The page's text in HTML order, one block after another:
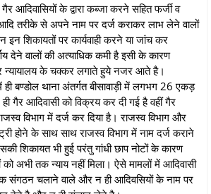
आदिवासियों के द्वारा कब्जा करने सहित फर्जी व
तरीके से अपने नाम पर दर्ज कराकर लाभ लेने वालों
शिकायतों पर कार्यवाही करने या जांच कर
देने वालों की अत्याधिक कमी है इसी के कारण
न्यायालय के चक्कर लगाते हुये नजर आते है।
ही बण्डोल थाना अंतर्गत बीसावाड़ी में लगभग 26 एकड़
गैर आदिवासी को विक्रय कर दी गई है वहीं गैर
विभाग में दर्ज कर दिया है। राजस्व विभाग और
होने के साथ साथ राजस्व विभाग में नाम दर्ज कराने
शिकायत भी हुई परंतु गांधी छाप नोटों के कारण
को अभी तक न्याय नहीं मिला। ऐसे मामलों में आदिवासी
संगठन चलाने वाले और न ही आदिवसियों के नाम पर